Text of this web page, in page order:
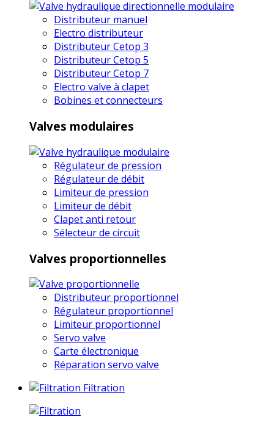
Distributeur manuel
Electro distributeur
Distributeur Cetop 3
Distributeur Cetop 5
Distributeur Cetop 7
Electro valve à clapet
Bobines et connecteurs
Valves modulaires
Régulateur de pression
Régulateur de débit
Limiteur de pression
Limiteur de débit
Clapet anti retour
Sélecteur de circuit
Valves proportionnelles
Distributeur proportionnel
Régulateur proportionnel
Limiteur proportionnel
Servo valve
Carte électronique
Réparation servo valve
Filtration